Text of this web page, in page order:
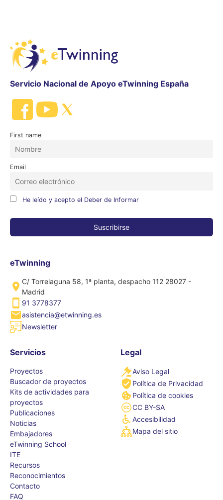
Servicio Nacional de Apoyo eTwinning España
First name
Email
He leído y acepto el Deber de Informar
eTwinning
C/ Torrelaguna 58, 1ª planta, despacho 112 28027 -
Madrid
91 3778377
asistencia@etwinning.es
Newsletter
Servicios
Proyectos
Buscador de proyectos
Kits de actividades para
proyectos
Publicaciones
Noticias
Embajadores
eTwinning School
ITE
Recursos
Reconocimientos
Contacto
FAQ
Legal
Aviso Legal
Política de Privacidad
Política de cookies
CC BY-SA
Accesibilidad
Mapa del sitio